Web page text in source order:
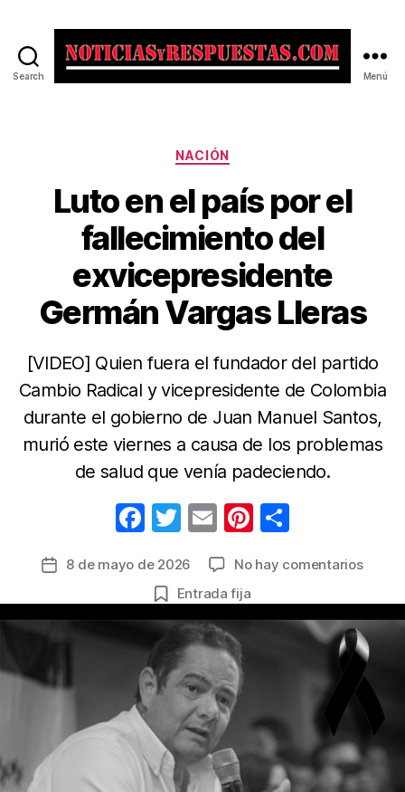
Search Menú
Categorías
NACIÓN
Luto en el país por el
fallecimiento del
exvicepresidente
Germán Vargas Lleras
[VIDEO] Quien fuera el fundador del partido
Cambio Radical y vicepresidente de Colombia
durante el gobierno de Juan Manuel Santos,
murió este viernes a causa de los problemas
de salud que venía padeciendo.
F
c
e
b
o
o
T
itt
er
E
ail
Pi
er
e
m
p
ar
Fecha
la
entrada
8 de mayo de 2026 No hay comentariosen
en
el
país
por
el
Entrada fija